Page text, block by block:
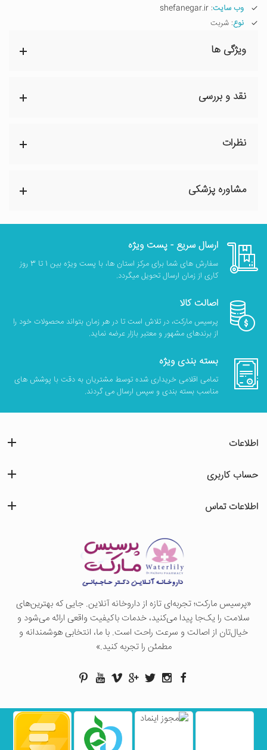
وب سایت: shefanegar.ir
نوع: شربت
ویژگی ها
نقد و بررسی
نظرات
مشاوره پزشکی
ارسال سریع - پست ویژه
سفارش های شما برای مرکز استان ها، با پست ویژه بین 1 تا 3 روز
کاری از زمان ارسال تحویل میگردد.
اصالت کالا
پرسیس مارکت، در تلاش است تا در هر زمان بتواند محصولات خود را
از برندهای مشهور و معتبر بازار عرضه نماید.
بسته بندی ویژه
تمامی اقلامی خریداری شده توسط مشتریان به دقت با پوشش های
مناسب بسته بندی و سپس ارسال می گردند.
«پرسيس ماركت؛ تجربه‌ای تازه از داروخانه آنلاین. جایی که بهترین‌های
سلامت را یک‌جا پیدا می‌کنید، خدمات باکیفیت واقعی ارائه می‌شود و
خیال‌تان از اصالت و سرعت راحت است. با ما، انتخابی هوشمندانه و
مطمئن را تجربه کنید.»
اطلاعات
حساب کاربری
اطلاعات تماس